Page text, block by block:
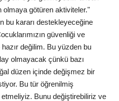
götüren aktiviteler."
bu kararı destekleyeceğine
güvenliği ve
değilim. Bu yüzden bu
olmayacak çünkü bazı
düzen içinde değişmez bir
Bu tür öğrenilmiş
Bunu değiştirebiliriz ve